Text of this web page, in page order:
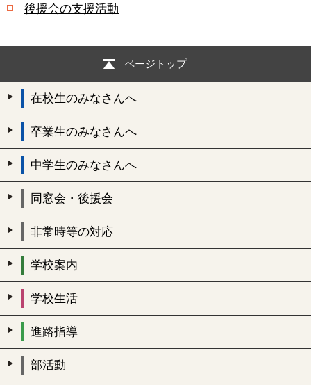
後援会の支援活動
ページトップ
在校生のみなさんへ
卒業生のみなさんへ
中学生のみなさんへ
同窓会・後援会
非常時等の対応
学校案内
学校生活
進路指導
部活動